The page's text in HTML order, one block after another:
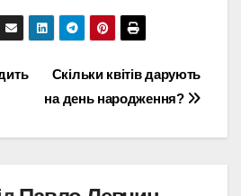
Скільки квітів дарують
на день народження?